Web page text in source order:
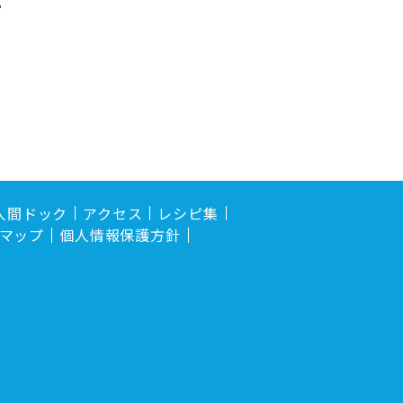
間ドック アクセス
レシピ集
ップ 個人情報保護方針